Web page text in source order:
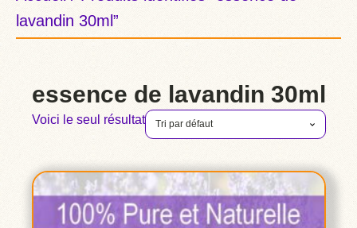
lavandin 30ml”
essence de lavandin 30ml
Voici le seul résultat